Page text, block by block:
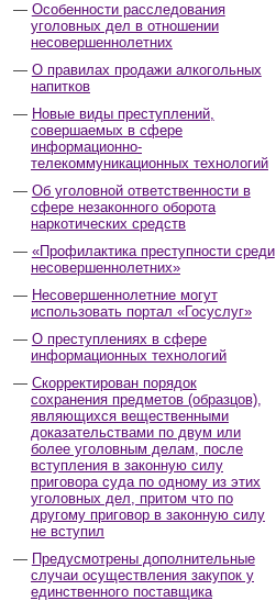
Особенности расследования
уголовных дел в отношении
несовершеннолетних
О правилах продажи алкогольных
напитков
Новые виды преступлений,
совершаемых в сфере
информационно-
телекоммуникационных технологий
Об уголовной ответственности в
сфере незаконного оборота
наркотических средств
«Профилактика преступности среди
несовершеннолетних»
Несовершеннолетние могут
использовать портал «Госуслуг»
О преступлениях в сфере
информационных технологий
Скорректирован порядок
сохранения предметов (образцов),
являющихся вещественными
доказательствами по двум или
более уголовным делам, после
вступления в законную силу
приговора суда по одному из этих
уголовных дел, притом что по
другому приговор в законную силу
не вступил
Предусмотрены дополнительные
случаи осуществления закупок у
единственного поставщика